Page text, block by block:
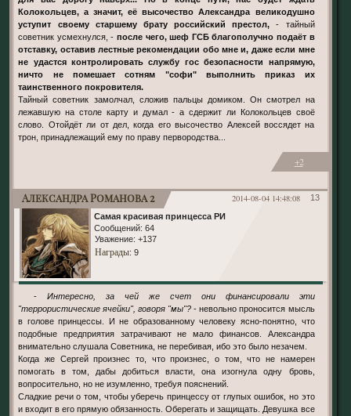
Колокольцев, а значит, её высочество Александра великодушно
уступит своему старшему брату российский престол, - тайный
советник усмехнулся, -после чего, шеф ГСБ благополучно подаёт в
отставку, оставив лестные рекомендации обо мне и, даже если мне
не удастся контролировать службу гос безопасности напрямую,
ничто не помешает сотням "софи" выполнить приказ их
таинственного покровителя.
Тайный советник замолчал, сложив пальцы домиком. Он смотрел на
лежавшую на столе карту и думал - а сдержит ли Колокольцев своё
слово. Отойдёт ли от дел, когда его высочество Алексей воссядет на
трон, принадлежащий ему по праву первородства...
+2
13
2014-08-04 14:48:08
Александра Романова 2
Самая красивая принцесса РИ
Сообщений: 64
Уважение: +137
Награды: 9
- Интересно, за чей же счет они финансировали эти
"террористические ячейки", говоря "мы"? - невольно проносится мысль
в голове принцессы. И не образованному человеку ясно-понятно, что
подобные предприятия затрачивают не мало финансов. Александра
внимательно слушала Советника, не перебивая, ибо это было незачем.
Когда же Сергей произнес то, что произнес, о том, что не намерен
помогать в том, дабы добиться власти, она изогнула одну бровь,
вопросительно, но не изумленно, требуя пояснений.
Сладкие речи о том, чтобы уберечь принцессу от глупых ошибок, но это
и входит в его прямую обязанность. Оберегать и защищать. Девушка все